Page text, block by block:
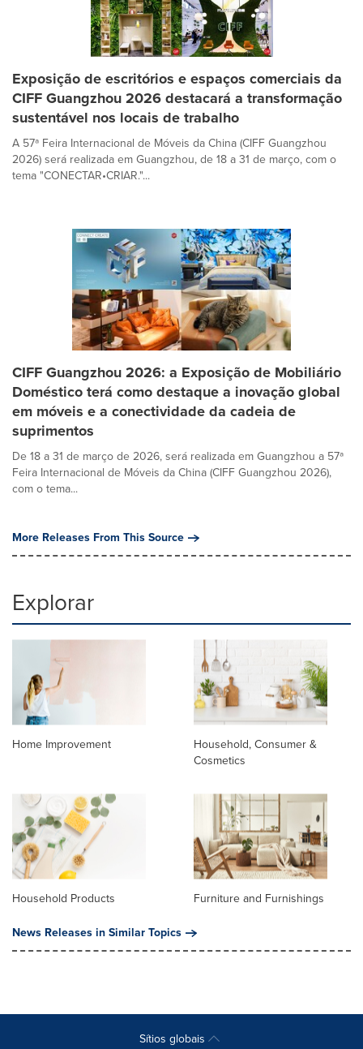
Exposição de escritórios e espaços comerciais da
CIFF Guangzhou 2026 destacará a transformação
sustentável nos locais de trabalho
A 57ª Feira Internacional de Móveis da China (CIFF Guangzhou
2026) será realizada em Guangzhou, de 18 a 31 de março, com o
tema "CONECTAR•CRIAR."...
CIFF Guangzhou 2026: a Exposição de Mobiliário
Doméstico terá como destaque a inovação global
em móveis e a conectividade da cadeia de
suprimentos
De 18 a 31 de março de 2026, será realizada em Guangzhou a 57ª
Feira Internacional de Móveis da China (CIFF Guangzhou 2026),
com o tema...
More Releases From This Source
Explorar
Home Improvement
Household, Consumer &
Cosmetics
Household Products
Furniture and Furnishings
News Releases in Similar Topics
Sítios globais